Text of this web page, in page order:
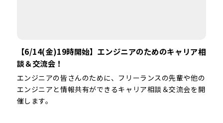
【6/14(金)19時開始】エンジニアのためのキャリア相
談＆交流会！
エンジニアの皆さんのために、フリーランスの先輩や他の
エンジニアと情報共有ができるキャリア相談＆交流会を開
催します。